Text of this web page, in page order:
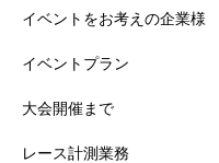
イベントをお考えの企業様
イベントプラン
大会開催まで
レース計測業務